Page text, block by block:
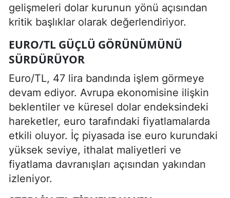
gelişmeleri dolar kurunun yönü açısından
kritik başlıklar olarak değerlendiriyor.
EURO/TL GÜÇLÜ GÖRÜNÜMÜNÜ
SÜRDÜRÜYOR
Euro/TL, 47 lira bandında işlem görmeye
devam ediyor. Avrupa ekonomisine ilişkin
beklentiler ve küresel dolar endeksindeki
hareketler, euro tarafındaki fiyatlamalarda
etkili oluyor. İç piyasada ise euro kurundaki
yüksek seviye, ithalat maliyetleri ve
fiyatlama davranışları açısından yakından
izleniyor.